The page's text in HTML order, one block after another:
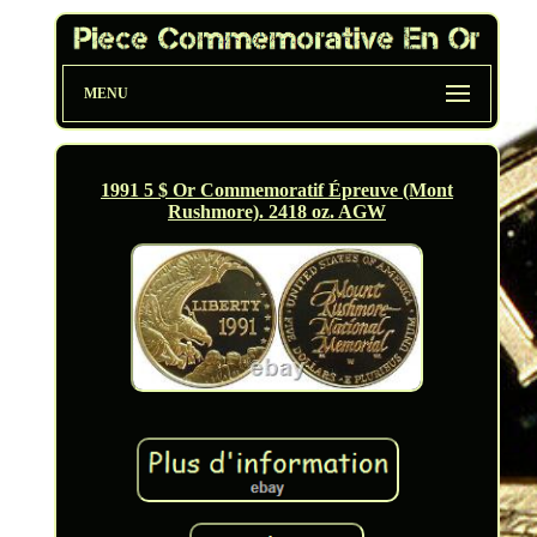
MENU
1991 5 $ Or Commemoratif Épreuve (Mont
Rushmore). 2418 oz. AGW